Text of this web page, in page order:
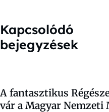
Kapcsolódó
bejegyzések
A fantasztikus
vár a Magyar Nemzeti